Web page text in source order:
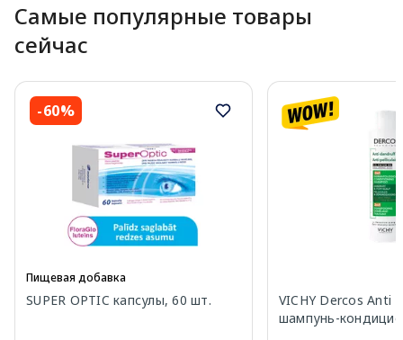
Самые популярные товары
сейчас
-60%
Пищевая добавка
SUPER OPTIC капсулы, 60 шт.
VICHY Dercos Anti
шампунь-